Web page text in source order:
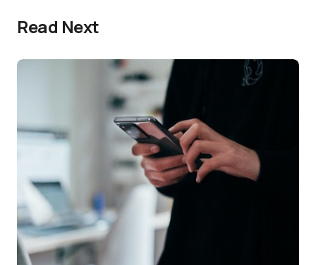
Read Next